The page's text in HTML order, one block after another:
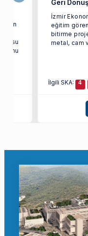
Geri
İzmir
eğitim
bitirme
metal, cam
İlgili SKA: 4